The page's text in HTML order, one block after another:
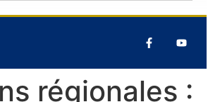
régionales :